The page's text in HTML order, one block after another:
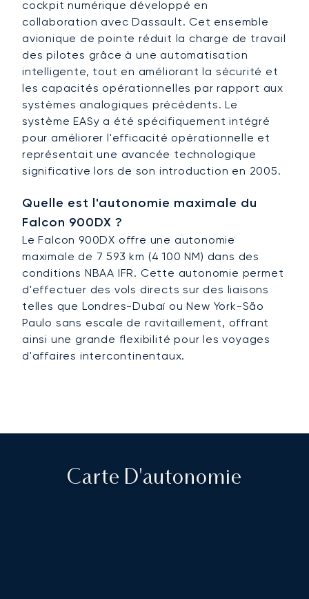
cockpit numérique développé en
collaboration avec Dassault. Cet ensemble
avionique de pointe réduit la charge de travail
des pilotes grâce à une automatisation
intelligente, tout en améliorant la sécurité et
les capacités opérationnelles par rapport aux
systèmes analogiques précédents. Le
système EASy a été spécifiquement intégré
pour améliorer l'efficacité opérationnelle et
représentait une avancée technologique
significative lors de son introduction en 2005.
Quelle est l'autonomie maximale du
Falcon 900DX ?
Le Falcon 900DX offre une autonomie
maximale de 7 593 km (4 100 NM) dans des
conditions NBAA IFR. Cette autonomie permet
d'effectuer des vols directs sur des liaisons
telles que Londres-Dubaï ou New York-São
Paulo sans escale de ravitaillement, offrant
ainsi une grande flexibilité pour les voyages
d'affaires intercontinentaux.
Carte D'autonomie